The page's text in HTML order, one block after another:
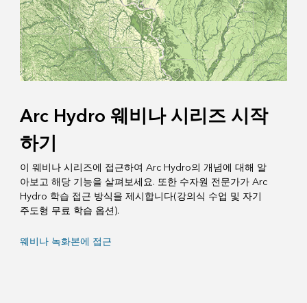
Arc Hydro 웨비나 시리즈 시작
하기
이 웨비나 시리즈에 접근하여 Arc Hydro의 개념에 대해 알
아보고 해당 기능을 살펴보세요. 또한 수자원 전문가가 Arc
Hydro 학습 접근 방식을 제시합니다(강의식 수업 및 자기
주도형 무료 학습 옵션).
웨비나 녹화본에 접근